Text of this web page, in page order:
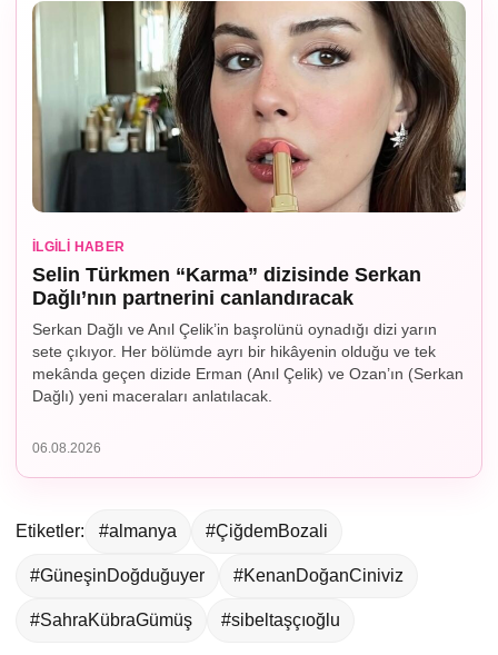
İLGILI HABER
Selin Türkmen “Karma” dizisinde Serkan
Dağlı’nın partnerini canlandıracak
Serkan Dağlı ve Anıl Çelik’in başrolünü oynadığı dizi yarın
sete çıkıyor. Her bölümde ayrı bir hikâyenin olduğu ve tek
mekânda geçen dizide Erman (Anıl Çelik) ve Ozan’ın (Serkan
Dağlı) yeni maceraları anlatılacak.
06.08.2026
Etiketler: #almanya #ÇiğdemBozali
#GüneşinDoğduğuyer #KenanDoğanCiniviz
#SahraKübraGümüş #sibeltaşçıoğlu